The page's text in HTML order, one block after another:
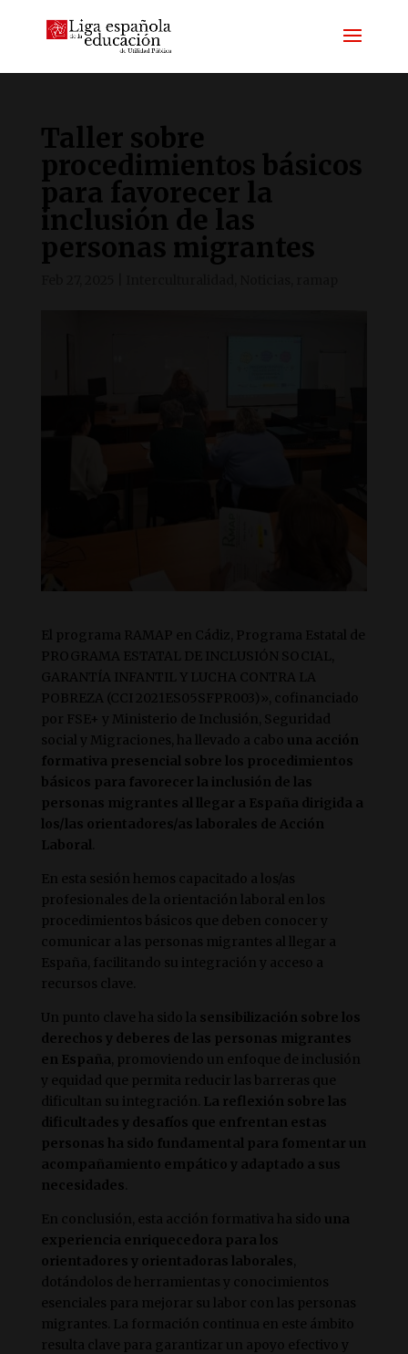
Taller sobre
procedimientos básicos
para favorecer la
inclusión de las
personas migrantes
El programa RAMAP en Cádiz, Programa Estatal de
PROGRAMA ESTATAL DE INCLUSIÓN SOCIAL,
GARANTÍA INFANTIL Y LUCHA CONTRA LA
POBREZA (CCI 2021ES05SFPR003)», cofinanciado
por FSE+ y Ministerio de Inclusión, Seguridad
social y Migraciones, ha llevado a cabo una acción
formativa presencial sobre los procedimientos
básicos para favorecer la inclusión de las
personas migrantes al llegar a España dirigida a
los/las orientadores/as laborales de Acción
Laboral
En esta sesión hemos capacitado a los/as
profesionales de la orientación laboral en los
procedimientos básicos que deben conocer y
comunicar a las personas migrantes al llegar a
España, facilitando su integración y acceso a
recursos clave.
Un punto clave ha sido la sensibilización sobre los
derechos y deberes de las personas migrantes
en España , promoviendo un enfoque de inclusión
y equidad que permita reducir las barreras que
dificultan su integración. La reflexión sobre las
dificultades y desafíos que enfrentan estas
personas ha sido fundamental para fomentar un
acompañamiento empático y adaptado a sus
necesidades
En conclusión, esta acción formativa ha sido una
experiencia enriquecedora para los
orientadores y orientadoras laborales
dotándolos de herramientas y conocimientos
esenciales para mejorar su labor con las personas
migrantes. La formación continua en este ámbito
resulta clave para garantizar un apoyo efectivo y